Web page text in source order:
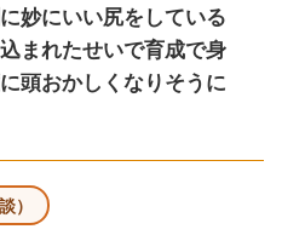
妙にいい尻をしている
まれたせいで育成で身
頭おかしくなりそうに
）